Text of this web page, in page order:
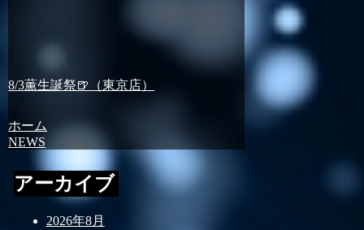
8/3薫生誕祭🍺（東京店）
ホーム
NEWS
アーカイブ
2026年8月